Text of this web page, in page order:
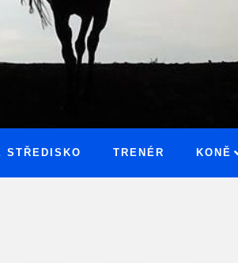
STŘEDISKO TRENÉR KONĚ